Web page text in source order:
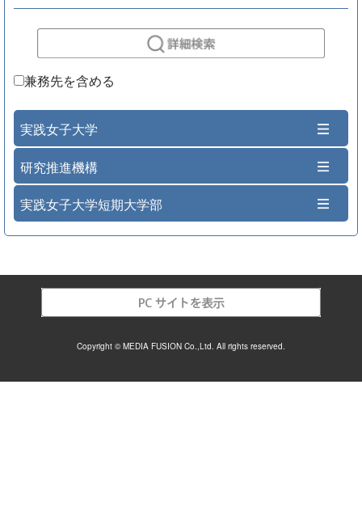
兼務先を含める
実践女子大学
研究推進機構
実践女子大学短期大学部
Copyright © MEDIA FUSION Co.,Ltd. All rights reserved.